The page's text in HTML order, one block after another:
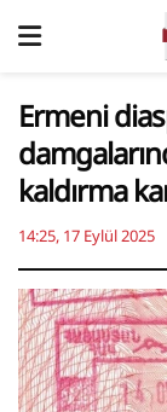
Ermeni
kaldırma
14:25, 17 Eylül 2025